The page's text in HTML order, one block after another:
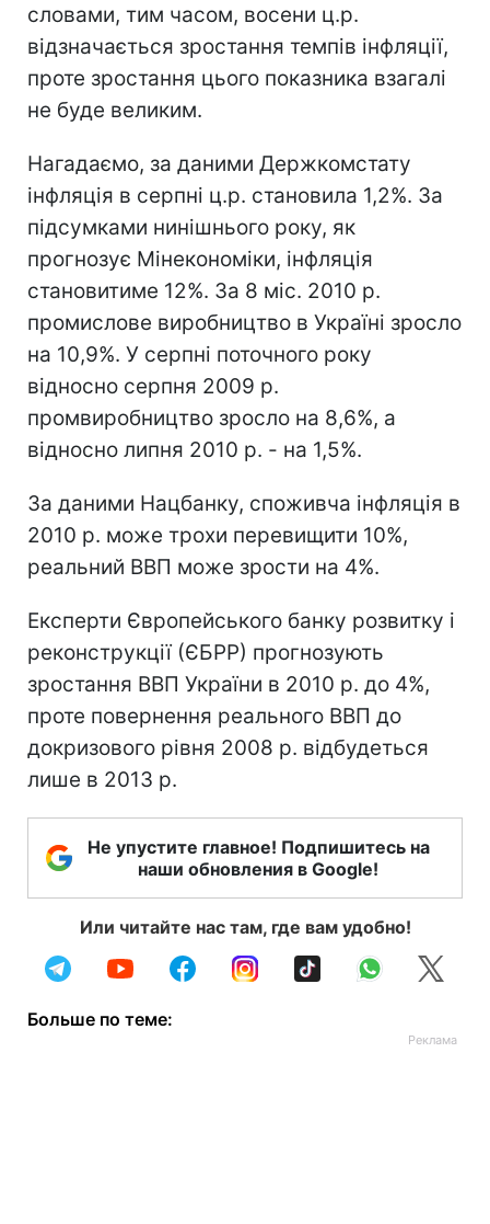
словами, тим часом, восени ц.р.
відзначається зростання темпів інфляції,
проте зростання цього показника взагалі
не буде великим.
Нагадаємо, за даними Держкомстату
інфляція в серпні ц.р. становила 1,2%. За
підсумками нинішнього року, як
прогнозує Мінекономіки, інфляція
становитиме 12%. За 8 міс. 2010 р.
промислове виробництво в Україні зросло
на 10,9%. У серпні поточного року
відносно серпня 2009 р.
промвиробництво зросло на 8,6%, а
відносно липня 2010 р. - на 1,5%.
За даними Нацбанку, споживча інфляція в
2010 р. може трохи перевищити 10%,
реальний ВВП може зрости на 4%.
Експерти Європейського банку розвитку і
реконструкції (ЄБРР) прогнозують
зростання ВВП України в 2010 р. до 4%,
проте повернення реального ВВП до
докризового рівня 2008 р. відбудеться
лише в 2013 р.
Не упустите главное! Подпишитесь на
наши обновления в Google!
Или читайте нас там, где вам удобно!
Больше по теме: